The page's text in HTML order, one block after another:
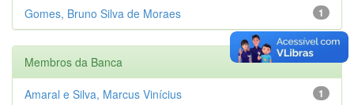
1
Gomes, Bruno Silva de Moraes
Membros da Banca
1
Amaral e Silva, Marcus Vinícius